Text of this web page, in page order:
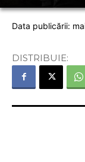
Data publicării:
DISTRIBUIE: